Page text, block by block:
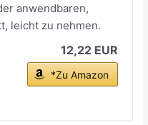
anwendbaren,
leicht zu nehmen.
12,22 EUR
*Zu Amazon